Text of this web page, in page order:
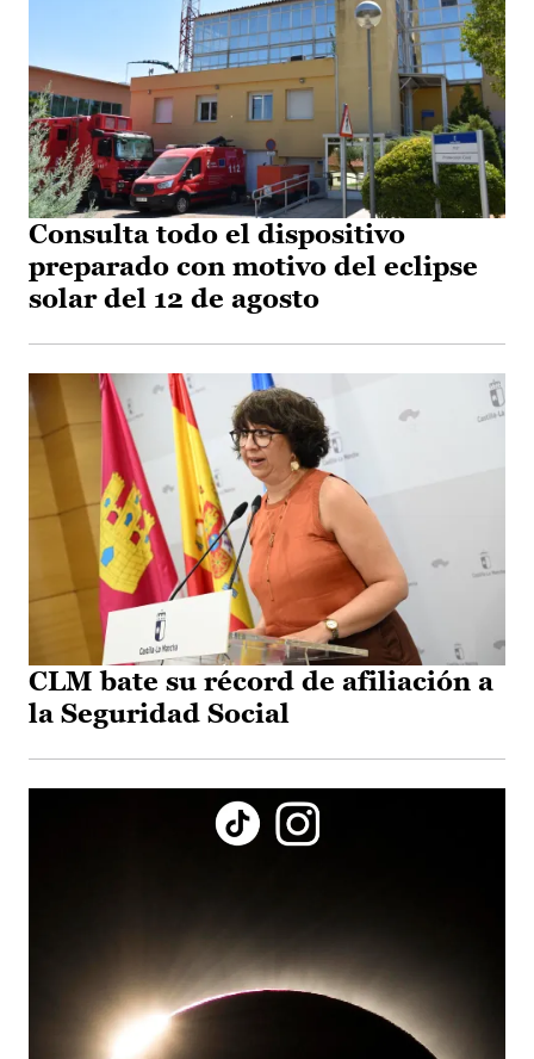
Consulta todo el dispositivo
preparado con motivo del eclipse
solar del 12 de agosto
CLM bate su récord de afiliación a
la Seguridad Social